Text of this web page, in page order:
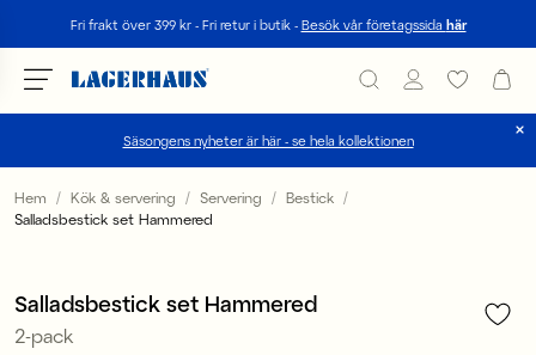
Fri frakt över 399 kr - Fri retur i butik - Besök vår företagssida här
Säsongens nyheter är här - se hela kollektionen
Välj språk / valuta
Hem Kök & servering Servering
Bestick
Salladsbestick set Hammered
Salladsbestick set Hammered
2-pack